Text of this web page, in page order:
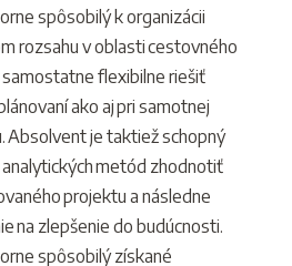
spôsobilý k organizácii
rozsahu v oblasti cestovného
samostatne flexibilne riešiť
ako aj pri samotnej
Absolvent je taktiež schopný
metód zhodnotiť
projektu a následne
na zlepšenie do budúcnosti.
spôsobilý získané